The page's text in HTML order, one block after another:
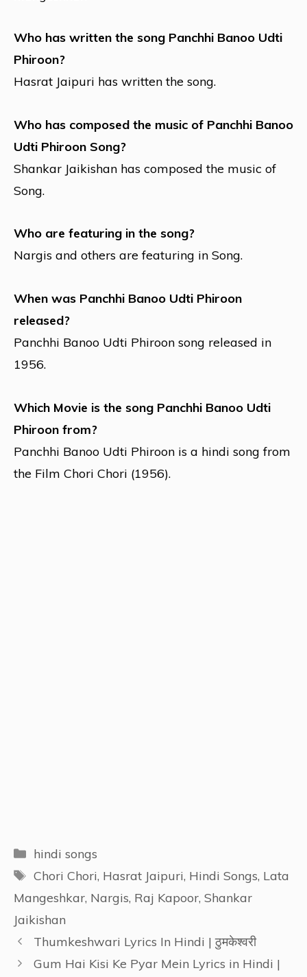
Who has written the song Panchhi Banoo Udti
Phiroon?
Hasrat Jaipuri has written the song.
Who has composed the music of Panchhi Banoo
Udti Phiroon Song?
Shankar Jaikishan has composed the music of
Song.
Who are featuring in the song?
Nargis and others are featuring in Song.
When was Panchhi Banoo Udti Phiroon
released?
Panchhi Banoo Udti Phiroon song released in
1956.
Which Movie is the song Panchhi Banoo Udti
Phiroon from?
Panchhi Banoo Udti Phiroon is a hindi song from
the Film Chori Chori (1956).
Categories
hindi songs
Tags
Chori Chori, Hasrat Jaipuri, Hindi Songs, Lata
Mangeshkar, Nargis, Raj Kapoor, Shankar
Jaikishan
Thumkeshwari Lyrics In Hindi | ठुमकेश्वरी
Gum Hai Kisi Ke Pyar Mein Lyrics in Hindi |